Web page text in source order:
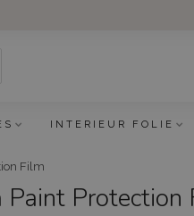
INTERIEUR FOLIE
Film
Protection